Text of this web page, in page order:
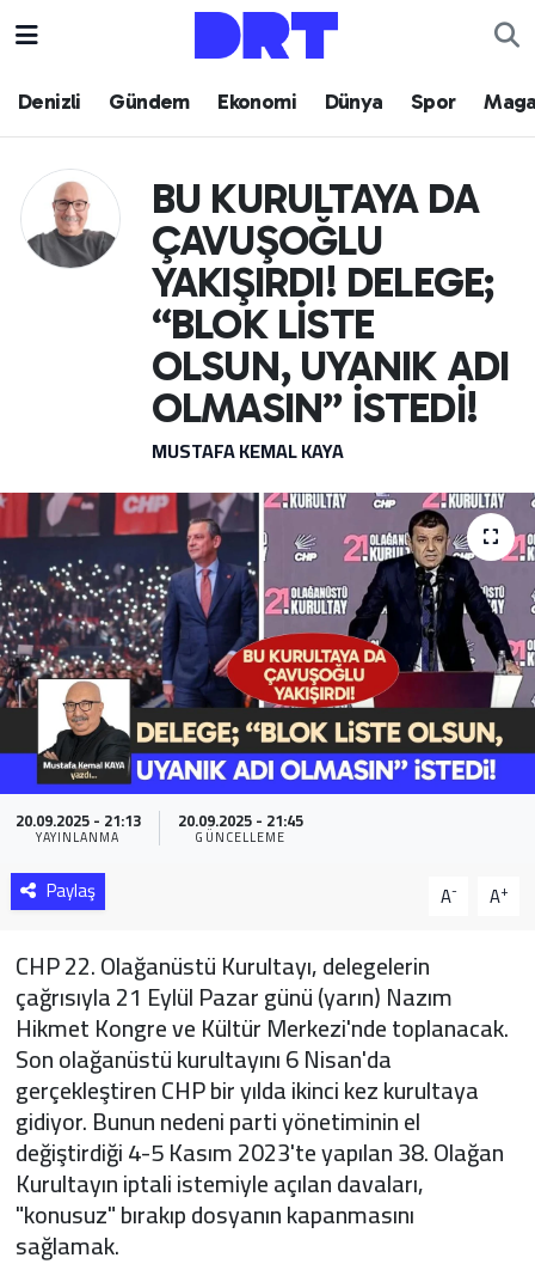
Denizli Gündem Ekonomi Dünya Spor
BU KURULTAYA DA
ÇAVUŞOĞLU
YAKIŞIRDI! DELEGE;
“BLOK LİSTE
OLSUN, UYANIK ADI
OLMASIN” İSTEDİ!
MUSTAFA KEMAL KAYA
20.09.2025 - 21:13
YAYINLANMA
20.09.2025 - 21:45
GÜNCELLEME
Paylaş A- A+
CHP 22. Olağanüstü Kurultayı, delegelerin
çağrısıyla 21 Eylül Pazar günü (yarın) Nazım
Hikmet Kongre ve Kültür Merkezi'nde toplanacak.
Son olağanüstü kurultayını 6 Nisan'da
gerçekleştiren CHP bir yılda ikinci kez kurultaya
gidiyor. Bunun nedeni parti yönetiminin el
değiştirdiği 4-5 Kasım 2023'te yapılan 38. Olağan
Kurultayın iptali istemiyle açılan davaları,
"konusuz" bırakıp dosyanın kapanmasını
sağlamak.
Denizli
Ekonomi
Dünya
Yaşam
Sağlık
Yazarlar
Resmi İlan
Resmi Reklam
Hava Durumu
Puan Durumu ve Fikstür
Tüm Manşetler
Son Dakika Haberleri
Haber Arşivi